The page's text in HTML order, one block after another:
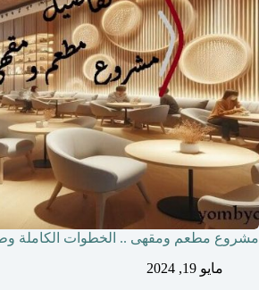
مشروع مطعم ومقهى .. الخطوات الكاملة
مايو 19, 2024